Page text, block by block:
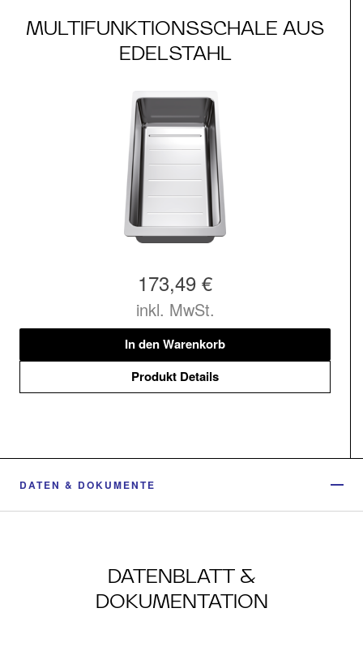
MULTIFUNKTIONSSCHALE AUS
EDELSTAHL
173,49 €
inkl. MwSt.
In den Warenkorb
Produkt Details
DATEN & DOKUMENTE
DATENBLATT &
DOKUMENTATION